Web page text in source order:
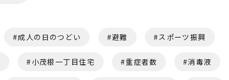
成人の日のつどい 避難 スポーツ振興
小茂根一丁目住宅 重症者数 消毒液